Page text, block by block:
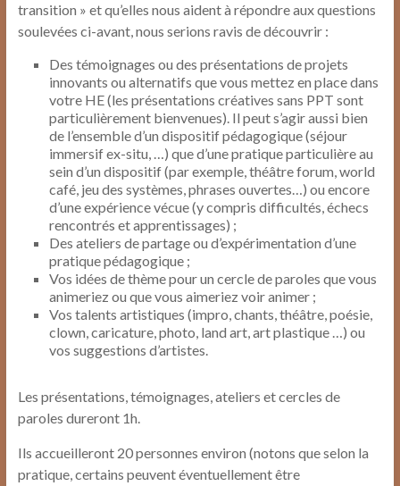
transition » et qu’elles nous aident à répondre aux questions
soulevées ci-avant, nous serions ravis de découvrir :
Des témoignages ou des présentations de projets
innovants ou alternatifs que vous mettez en place dans
votre HE (les présentations créatives sans PPT sont
particulièrement bienvenues). Il peut s’agir aussi bien
de l’ensemble d’un dispositif pédagogique (séjour
immersif ex-situ, …) que d’une pratique particulière au
sein d’un dispositif (par exemple, théâtre forum, world
café, jeu des systèmes, phrases ouvertes…) ou encore
d’une expérience vécue (y compris difficultés, échecs
rencontrés et apprentissages) ;
Des ateliers de partage ou d’expérimentation d’une
pratique pédagogique ;
Vos idées de thème pour un cercle de paroles que vous
animeriez ou que vous aimeriez voir animer ;
Vos talents artistiques (impro, chants, théâtre, poésie,
clown, caricature, photo, land art, art plastique …) ou
vos suggestions d’artistes.
Les présentations, témoignages, ateliers et cercles de
paroles dureront 1h.
Ils accueilleront 20 personnes environ (notons que selon la
pratique, certains peuvent éventuellement être